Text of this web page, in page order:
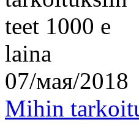
07/мая/2018
Mihin